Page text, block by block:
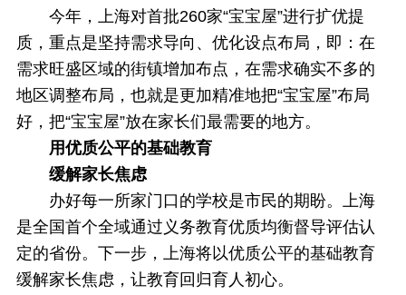
今年，上海对首批260家“宝宝屋”进行扩优提
质，重点是坚持需求导向、优化设点布局，即：在
需求旺盛区域的街镇增加布点，在需求确实不多的
地区调整布局，也就是更加精准地把“宝宝屋”布局
好，把“宝宝屋”放在家长们最需要的地方。
用优质公平的基础教育
缓解家长焦虑
办好每一所家门口的学校是市民的期盼。上海
是全国首个全域通过义务教育优质均衡督导评估认
定的省份。下一步，上海将以优质公平的基础教育
缓解家长焦虑，让教育回归育人初心。